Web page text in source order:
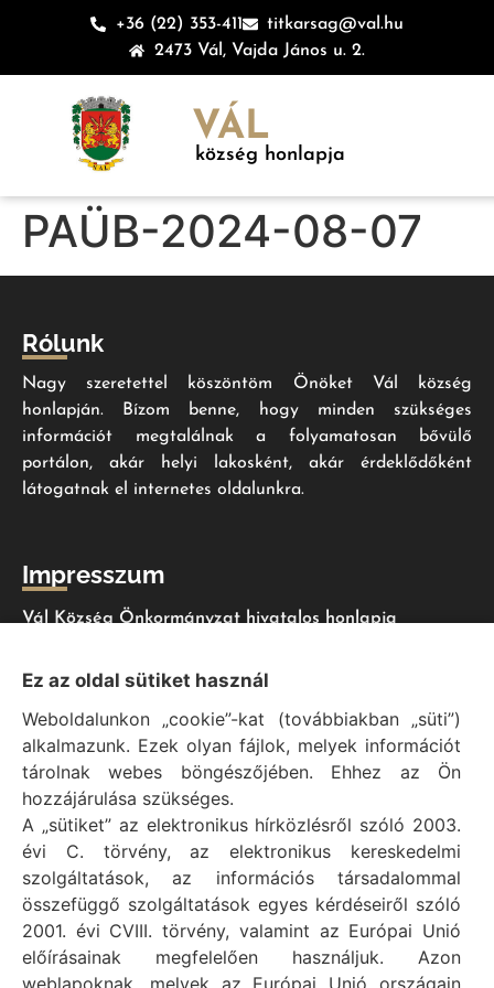
+36 (22) 353-411
titkarsag@val.hu
2473 Vál, Vajda János u. 2.
VÁL
község honlapja
PAÜB-2024-08-07
Rólunk
Nagy szeretettel köszöntöm Önöket Vál község
honlapján. Bízom benne, hogy minden szükséges
információt megtalálnak a folyamatosan bővülő
portálon, akár helyi lakosként, akár érdeklődőként
látogatnak el internetes oldalunkra.
Impresszum
Vál Község Önkormányzat hivatalos honlapja
Adószám: 15727079-2-07
Adatvédelmi tájékoztató
Felelős: Bechtold Tamás polgármester
Cím: H-2473 Vál, Vajda János utca 2.
Telefon: +36 (22) 353-411
E-mail: polgarmester@val.hu
Elérhetőségek
+36 (22) 353-411
Ez az oldal sütiket használ
Weboldalunkon „cookie”-kat (továbbiakban „süti”)
alkalmazunk. Ezek olyan fájlok, melyek információt
tárolnak webes böngészőjében. Ehhez az Ön
hozzájárulása szükséges.
A „sütiket” az elektronikus hírközlésről szóló 2003.
évi C. törvény, az elektronikus kereskedelmi
szolgáltatások, az információs társadalommal
összefüggő szolgáltatások egyes kérdéseiről szóló
2001. évi CVIII. törvény, valamint az Európai Unió
előírásainak megfelelően használjuk. Azon
weblapoknak, melyek az Európai Unió országain